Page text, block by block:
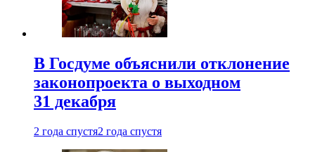
В Госдуме объяснили отклонение
законопроекта о выходном
31 декабря
2 года спустя2 года спустя